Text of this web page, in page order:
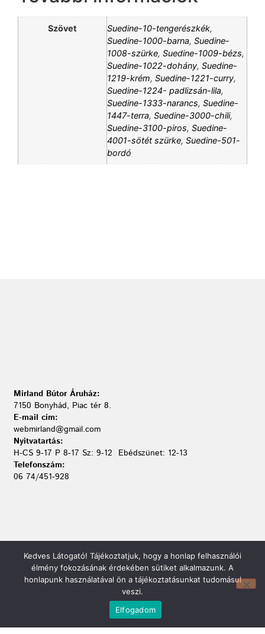
Szövet Suedine-10-tengerészkék,
Suedine-1000-barna, Suedine-
1008-szürke, Suedine-1009-bézs,
Suedine-1022-dohány, Suedine-
1219-krém, Suedine-1221-curry,
Suedine-1224- padlizsán-lila,
Suedine-1333-narancs, Suedine-
1447-terra, Suedine-3000-chili,
Suedine-3100-piros, Suedine-
4001-sötét szürke, Suedine-501-
bordó
Mirland Bútor Áruház:
7150 Bonyhád, Piac tér 8.
E-mail cím:
webmirland@gmail.com
Nyitvatartás:
H-CS 9-17 P 8-17 Sz: 9-12 Ebédszünet: 12-13
Telefonszám:
06 74/451-928
Kedves Látogató! Tájékoztatjuk, hogy a honlap felhasználói
élmény fokozásának érdekében sütiket alkalmazunk. A
honlapunk használatával ön a tájékoztatásunkat tudomásul
veszi.
Elfogadom